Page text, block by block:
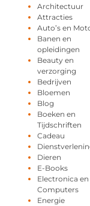
Architectuur
Attracties
Auto’s en
Banen en
opleidingen
Beauty en
verzorging
Bedrijven
Bloemen
Blog
Boeken en
Tijdschriften
Cadeau
Dieren
E-Books
Electronica en
Computers
Energie